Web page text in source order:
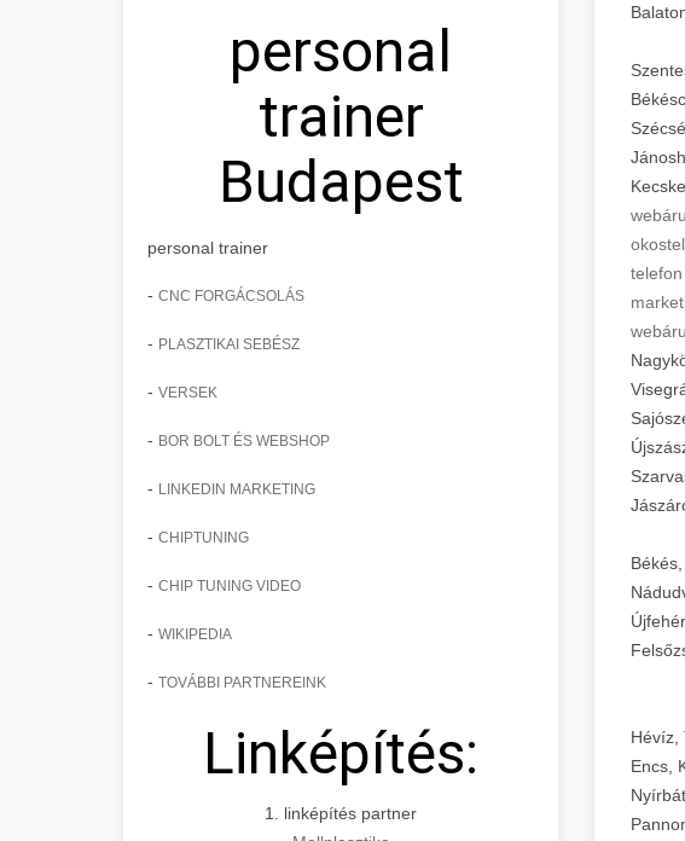
personal
trainer
Budapest
personal trainer
- CNC FORGÁCSOLÁS
- PLASZTIKAI SEBÉSZ
- VERSEK
- BOR BOLT ÉS WEBSHOP
- LINKEDIN MARKETING
- CHIPTUNING
- CHIP TUNING VIDEO
- WIKIPEDIA
- TOVÁBBI PARTNEREINK
Linképítés:
1. linképítés partner
telefon
Hévíz,
Encs,